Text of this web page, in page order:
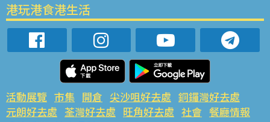
港玩港食港生活
活動展覽 市集 開倉 尖沙咀好去處 銅鑼灣好去處
元朗好去處 荃灣好去處 旺角好去處 社會 餐廳情報